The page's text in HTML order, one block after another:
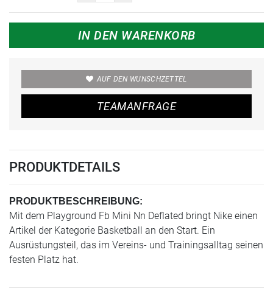
IN DEN WARENKORB
AUF DEN WUNSCHZETTEL
TEAMANFRAGE
PRODUKTDETAILS
PRODUKTBESCHREIBUNG:
Mit dem Playground Fb Mini Nn Deflated bringt Nike einen
Artikel der Kategorie Basketball an den Start. Ein
Ausrüstungsteil, das im Vereins- und Trainingsalltag seinen
festen Platz hat.